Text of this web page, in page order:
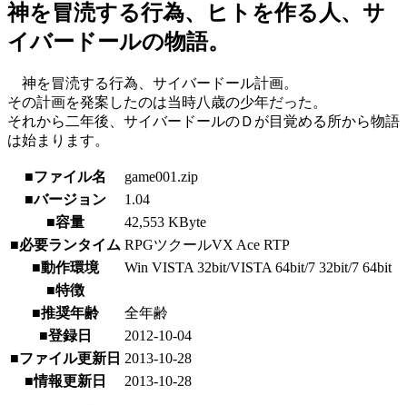
神を冒涜する行為、ヒトを作る人、サ
イバードールの物語。
神を冒涜する行為、サイバードール計画。
その計画を発案したのは当時八歳の少年だった。
それから二年後、サイバードールのＤが目覚める所から物語
は始まります。
■ファイル名
game001.zip
■バージョン
1.04
■容量
42,553 KByte
■必要ランタイム RPGツクールVX Ace RTP
■動作環境
Win VISTA 32bit/VISTA 64bit/7 32bit/7 64bit
■特徴
■推奨年齢
全年齢
■登録日
2012-10-04
■ファイル更新日 2013-10-28
■情報更新日
2013-10-28